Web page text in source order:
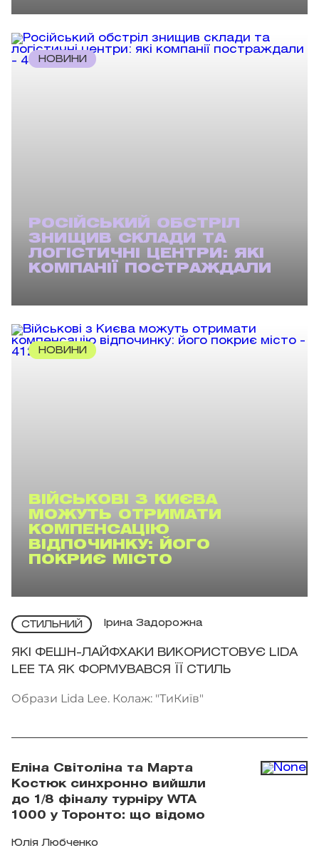
НОВИНИ
РОСІЙСЬКИЙ ОБСТРІЛ
ЗНИЩИВ СКЛАДИ ТА
ЛОГІСТИЧНІ ЦЕНТРИ: ЯКІ
КОМПАНІЇ ПОСТРАЖДАЛИ
НОВИНИ
ВІЙСЬКОВІ З КИЄВА
МОЖУТЬ ОТРИМАТИ
КОМПЕНСАЦІЮ
ВІДПОЧИНКУ: ЙОГО
ПОКРИЄ МІСТО
СТИЛЬНИЙ Ірина Задорожна
ЯКІ ФЕШН-ЛАЙФХАКИ ВИКОРИСТОВУЄ LIDA
LEE ТА ЯК ФОРМУВАВСЯ ЇЇ СТИЛЬ
Образи Lida Lee. Колаж: "ТиКиїв"
Еліна Світоліна та Марта
Костюк синхронно вийшли
до 1/8 фіналу турніру WTA
1000 у Торонто: що відомо
Юлія Любченко